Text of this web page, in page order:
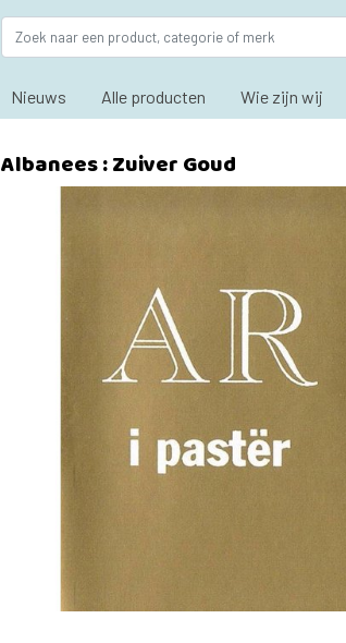
Nieuws Alle producten Wie zijn wij
Albanees : Zuiver Goud